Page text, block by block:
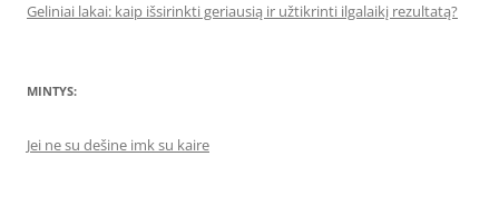
Geliniai lakai: kaip išsirinkti geriausią ir užtikrinti ilgalaikį rezultatą?
MINTYS:
Jei ne su dešine imk su kaire